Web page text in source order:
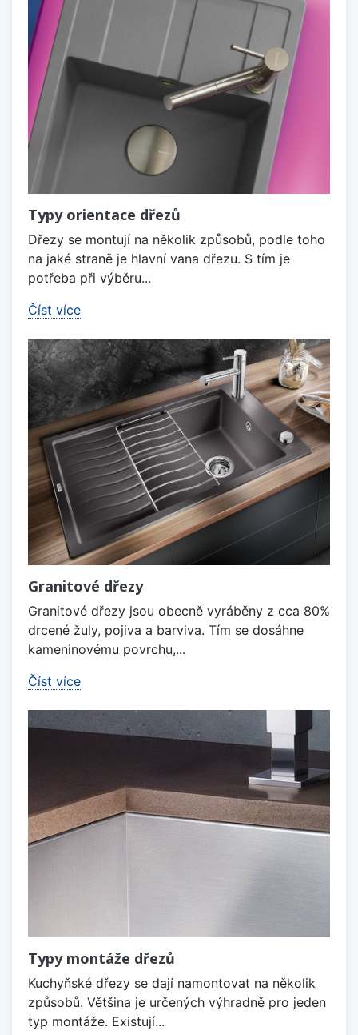
Typy orientace dřezů
Dřezy se montují na několik způsobů, podle toho
na jaké straně je hlavní vana dřezu. S tím je
potřeba při výběru...
Číst více
Granitové dřezy
Granitové dřezy jsou obecně vyráběny z cca 80%
drcené žuly, pojiva a barviva. Tím se dosáhne
kameninovému povrchu,...
Číst více
Typy montáže dřezů
Kuchyňské dřezy se dají namontovat na několik
způsobů. Většina je určených výhradně pro jeden
typ montáže. Existují...